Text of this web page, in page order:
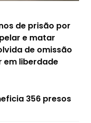
de prisão por
e matar
de omissão
em liberdade
356 presos